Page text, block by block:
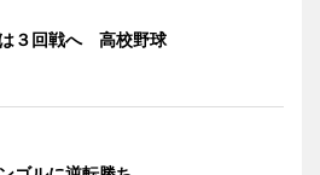
３回戦へ 高校野球